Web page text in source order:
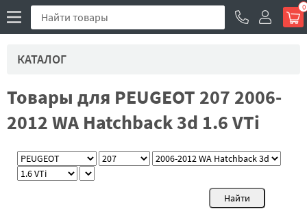
0
КАТАЛОГ
Товары для PEUGEOT 207 2006-
2012 WA Hatchback 3d 1.6 VTi